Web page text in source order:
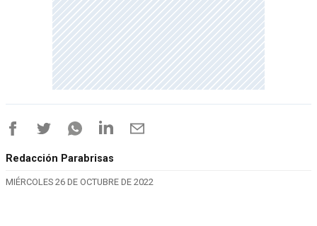
Redacción Parabrisas
MIÉRCOLES 26 DE OCTUBRE DE 2022